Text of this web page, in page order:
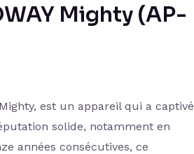
Mighty (AP-
est un appareil qui a captivé
solide, notamment en
années consécutives, ce